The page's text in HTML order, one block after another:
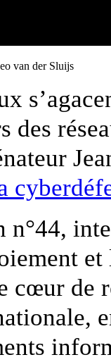
van der Sluijs
des
n°44,
cœur de